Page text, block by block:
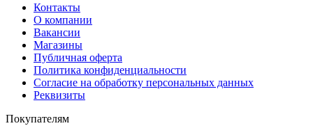
Контакты
О компании
Вакансии
Магазины
Публичная оферта
Политика конфиденциальности
Согласие на обработку персональных данных
Реквизиты
Покупателям